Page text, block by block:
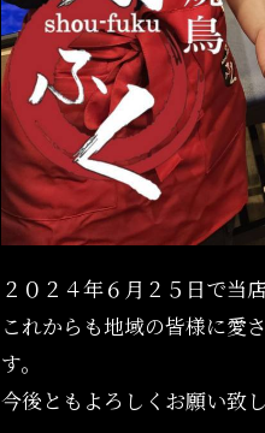
２０２４年６月２５日で当
これからも地域の皆様に愛
す。
今後ともよろしくお願い致し